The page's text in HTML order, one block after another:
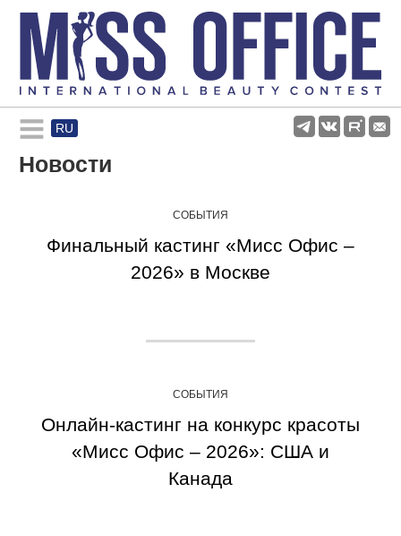
RU
Rules and regulations
Participants
Новости
СОБЫТИЯ
Финальный кастинг «Мисс Офис –
2026» в Москве
СОБЫТИЯ
Онлайн-кастинг на конкурс красоты
«Мисс Офис – 2026»: США и
Канада